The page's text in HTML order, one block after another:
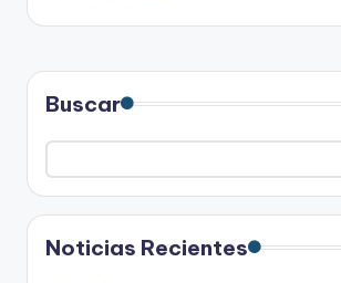
Buscar
Noticias Recientes